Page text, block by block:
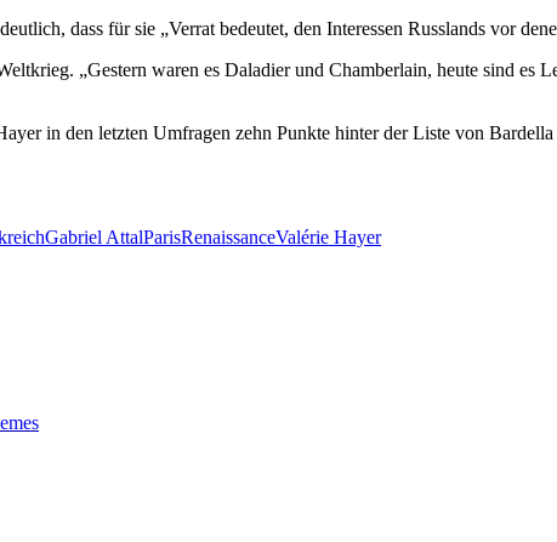
dass für sie „Verrat bedeutet, den Interessen Russlands vor
„Gestern waren es Daladier und Chamberlain, heute sind es
in den letzten Umfragen zehn Punkte hinter der Liste von
Gabriel AttalParisRenaissanceValérie Hayer